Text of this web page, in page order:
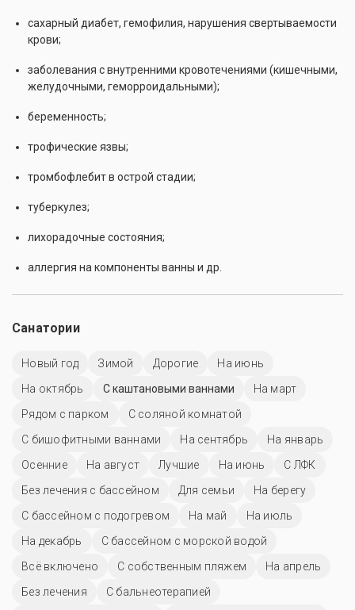
сахарный диабет, гемофилия, нарушения свертываемости
крови;
заболевания с внутренними кровотечениями (кишечными,
желудочными, геморроидальными);
беременность;
трофические язвы;
тромбофлебит в острой стадии;
туберкулез;
лихорадочные состояния;
аллергия на компоненты ванны и др.
Санатории
Новый год Зимой Дорогие
На июнь
На октябрь
С каштановыми ваннами
На март
Рядом с парком
С соляной комнатой
С бишофитными ваннами
На сентябрь
На январь
Осенние
На август Лучшие На июнь
С ЛФК
Без лечения с бассейном
Для семьи
На берегу
С бассейном с подогревом
На май
На июль
На декабрь
С бассейном с морской водой
Всё включено
С собственным пляжем
На апрель
Без лечения
С бальнеотерапией